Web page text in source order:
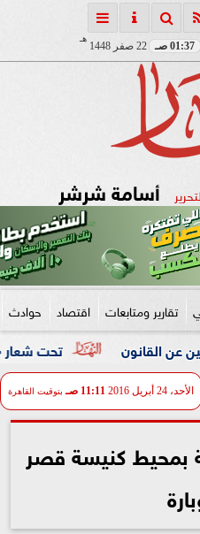
01:37 صـ 22 صفر 1448
هـ
أسامة شرشر
تقارير ومتابعات اقتصاد حوادث
تحت شعار «خدمة بيوت
الأحد، 24 أبريل 2016 11:11 صـ بتوقيت القاهرة
بمحيط كنيسة قصر